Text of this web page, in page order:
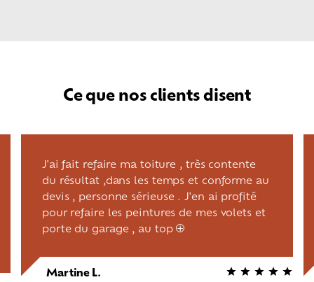
Ce que nos clients disent
Martine L.
J'ai fait refaire ma toiture , très contente
du résultat ,dans les temps et conforme au
devis , personne sérieuse . J'en ai profité
pour refaire les peintures de mes volets et
porte du garage , au top+